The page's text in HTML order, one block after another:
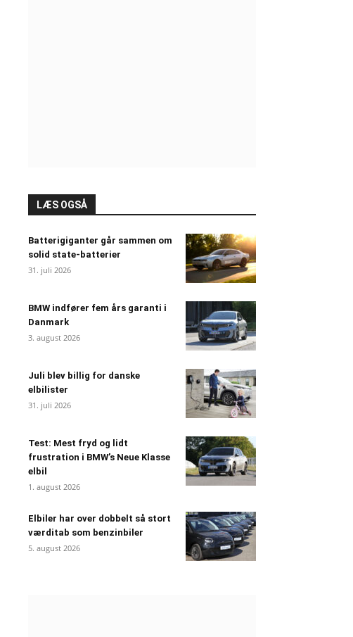
LÆS OGSÅ
Batterigiganter går sammen om
solid state-batterier
31. juli 2026
BMW indfører fem års garanti i
Danmark
3. august 2026
Juli blev billig for danske
elbilister
31. juli 2026
Test: Mest fryd og lidt
frustration i BMW’s Neue Klasse
elbil
1. august 2026
Elbiler har over dobbelt så stort
værditab som benzinbiler
5. august 2026